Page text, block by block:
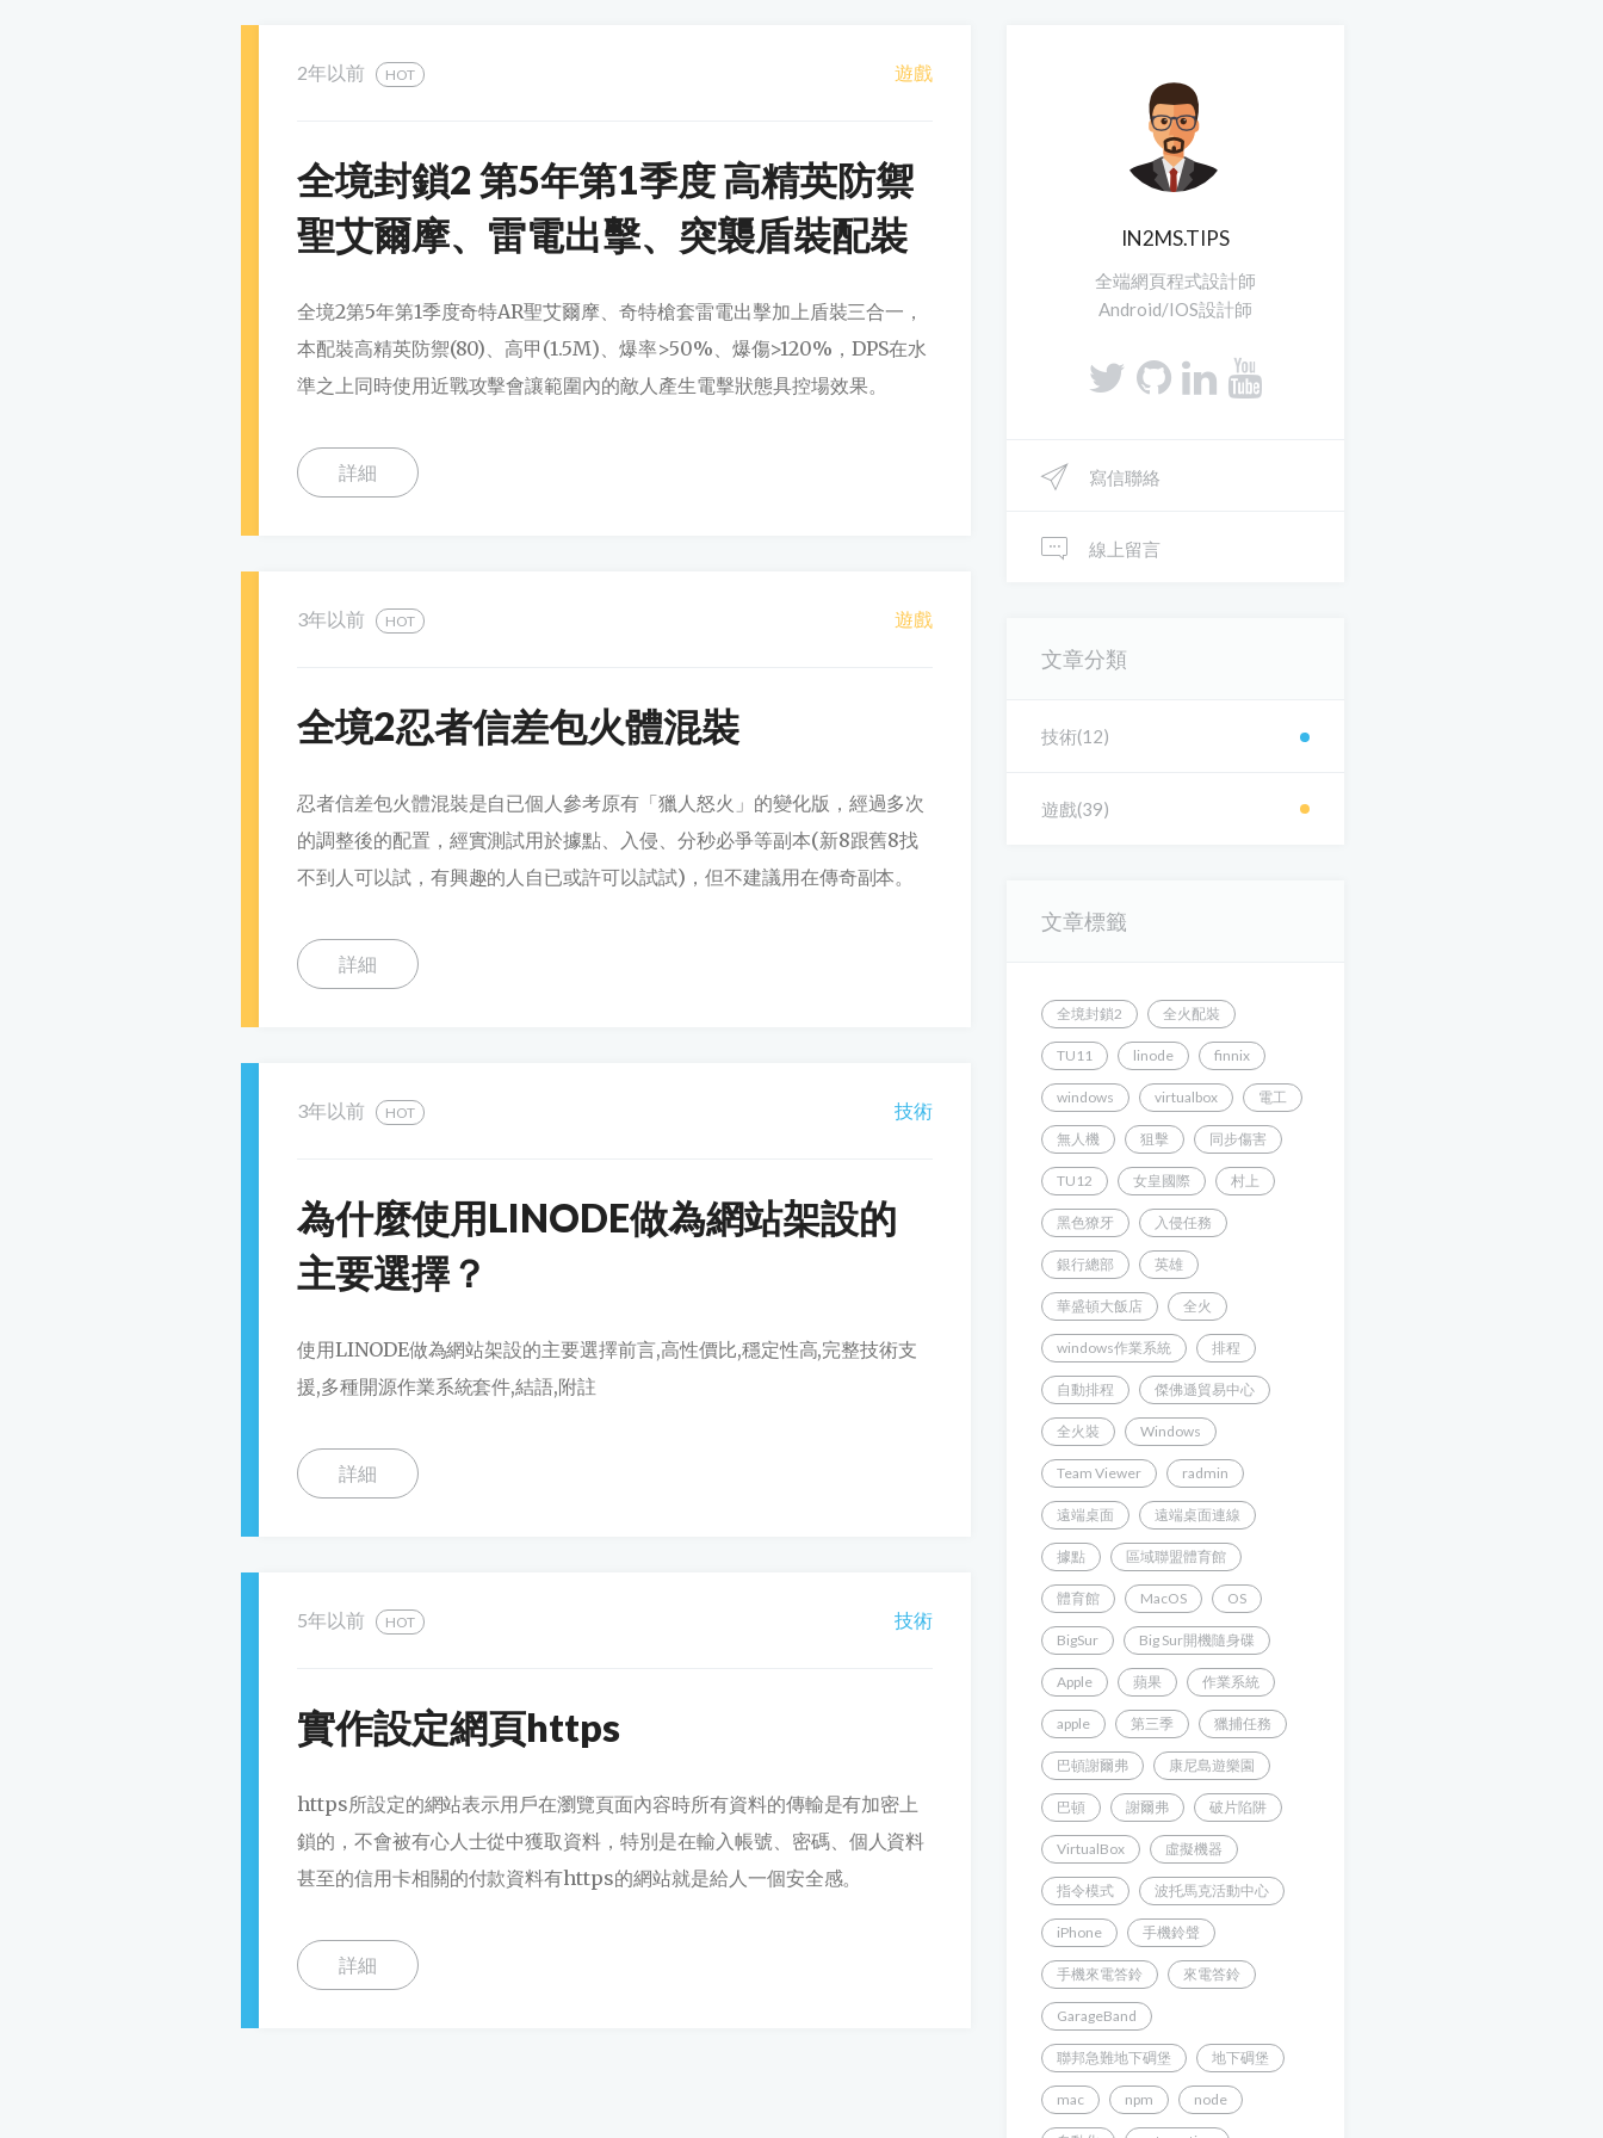
2年以前 HOT 遊戲
全境封鎖2 第5年第1季度 高精英防禦
聖艾爾摩、雷電出擊、突襲盾裝配裝
全境2第5年第1季度奇特AR聖艾爾摩、奇特槍套雷電出擊加上盾裝三合一，
本配裝高精英防禦(80)、高甲(1.5M)、爆率>50%、爆傷>120%，DPS在水
準之上同時使用近戰攻擊會讓範圍內的敵人產生電擊狀態具控場效果。
詳細
3年以前 HOT 遊戲
全境2忍者信差包火體混裝
忍者信差包火體混裝是自已個人參考原有「獵人怒火」的變化版，經過多次
的調整後的配置，經實測試用於據點、入侵、分秒必爭等副本(新8跟舊8找
不到人可以試，有興趣的人自已或許可以試試)，但不建議用在傳奇副本。
詳細
3年以前 HOT 技術
為什麼使用LINODE做為網站架設的
主要選擇？
使用LINODE做為網站架設的主要選擇前言,高性價比,穩定性高,完整技術支
援,多種開源作業系統套件,結語,附註
詳細
5年以前 HOT 技術
實作設定網頁https
https所設定的網站表示用戶在瀏覽頁面內容時所有資料的傳輸是有加密上
鎖的，不會被有心人士從中獲取資料，特別是在輸入帳號、密碼、個人資料
甚至的信用卡相關的付款資料有https的網站就是給人一個安全感。
詳細
IN2MS.TIPS
全端網頁程式設計師
Android/IOS設計師
寫信聯絡
線上留言
文章分類
技術(12)
遊戲(39)
文章標籤
全境封鎖2 全火配裝
TU11 linode finnix
windows virtualbox 電工
無人機 狙擊 同步傷害
TU12 女皇國際 村上
黑色獠牙 入侵任務
銀行總部 英雄
華盛頓大飯店 全火
windows作業系統 排程
自動排程 傑佛遜貿易中心
全火裝 Windows
Team Viewer radmin
遠端桌面 遠端桌面連線
據點 區域聯盟體育館
體育館 MacOS OS
BigSur Big Sur開機隨身碟
Apple 蘋果 作業系統
apple 第三季 獵捕任務
巴頓謝爾弗 康尼島遊樂園
巴頓 謝爾弗 破片陷阱
VirtualBox 虛擬機器
指令模式 波托馬克活動中心
iPhone 手機鈴聲
手機來電答鈴 來電答鈴
GarageBand
聯邦急難地下碉堡 地下碉堡
mac npm node